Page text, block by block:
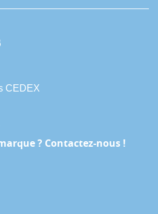
CEDEX
? Contactez-nous !